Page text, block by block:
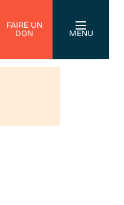
FAIRE UN
DON
MENU